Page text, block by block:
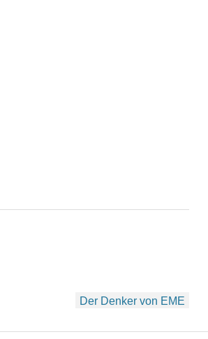
Der Denker von EME